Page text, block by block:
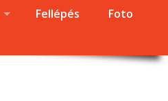
Fellépés
Foto